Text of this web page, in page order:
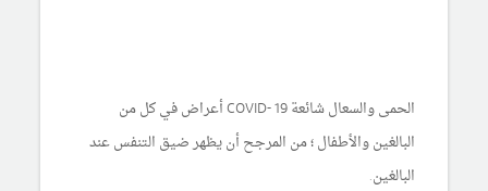
الحمى والسعال شائعة COVID- 19 أعراض في كل من
البالغين والأطفال ؛ من المرجح أن يظهر ضيق التنفس عند
البالغين.